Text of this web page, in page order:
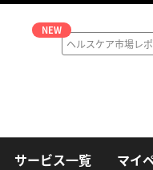
ヘルスケア市場レ
サービス一覧 マイ